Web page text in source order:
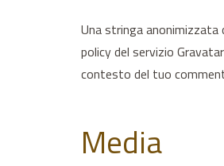
Una stringa anonimizzata
policy del servizio
contesto del tuo
Media